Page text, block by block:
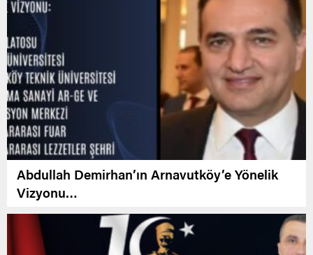
Abdullah Demirhan’ın Arnavutköy’e Yönelik
Vizyonu…